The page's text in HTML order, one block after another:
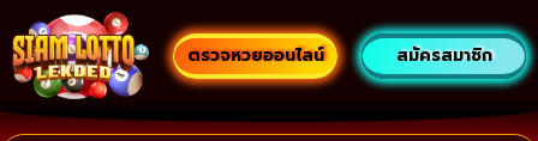
ตรวจหวยออนไลน์ สมัครสมาชิก